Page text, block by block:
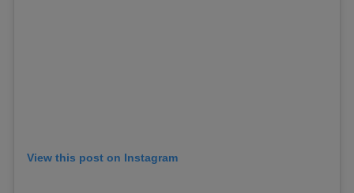
View this post on Instagram